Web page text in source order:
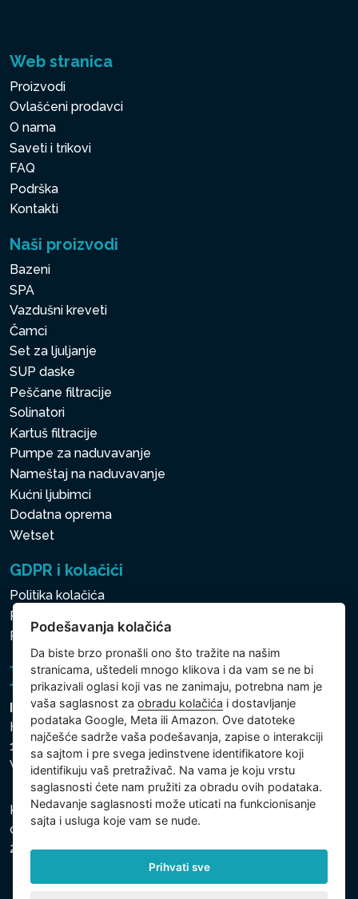
Web stranica
Proizvodi
Ovlašćeni prodavci
O nama
Saveti i trikovi
FAQ
Podrška
Kontakti
Naši proizvodi
Bazeni
SPA
Vazdušni kreveti
Čamci
Set za ljuljanje
SUP daske
Peščane filtracije
Solinatori
Kartuš filtracije
Pumpe za naduvavanje
Nameštaj na naduvavanje
Kućni ljubimci
Dodatna oprema
Wetset
GDPR i kolačići
Politika kolačića
Politika zaštite ličnih i drugih obrađivanih podataka
Politika kolačića
Intex Trading, s.r.o.
Hradecká 2526/3
130 00 Praha 3
Vinohrady - Česká republika
Kompanija je registrovana u Opštinskom sudu u Pragu,
odeljak C, uložak 74759, Identifikacioni broj kompanije:
26150808, Poreski identifikacioni broj: CZ26150808.
Podešavanja kolačića
Da biste brzo pronašli ono što tražite na našim
stranicama, uštedeli mnogo klikova i da vam se ne bi
prikazivali oglasi koji vas ne zanimaju, potrebna nam je
vaša saglasnost zaobradu kolačića i dostavljanje
podataka Google, Meta ili Amazon. Ove datoteke
najčešće sadrže vaša podešavanja, zapise o interakciji
sa sajtom i pre svega jedinstvene identifikatore koji
identifikuju vaš pretraživač. Na vama je koju vrstu
saglasnosti ćete nam pružiti za obradu ovih podataka.
Nedavanje saglasnosti može uticati na funkcionisanje
sajta i usluga koje vam se nude.
Prihvati sve